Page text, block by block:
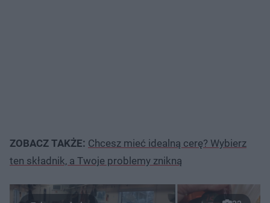
ZOBACZ TAKŻE: Chcesz mieć idealną cerę? Wybierz
ten składnik, a Twoje problemy znikną